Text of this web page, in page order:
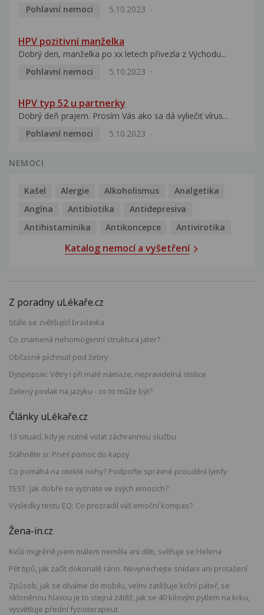
Pohlavní nemoci
5.10.2023
HPV pozitivní manželka
Dobrý den, manželka po xx letech přivezla z Východu...
Pohlavní nemoci
5.10.2023
HPV typ 52 u partnerky
Dobrý deň prajem. Prosím Vás ako sa dá vyliečiť vírus...
Pohlavní nemoci
5.10.2023
NEMOCI
Kašel Alergie Alkoholismus
Analgetika
Angína
Antibiotika
Antidepresiva
Antihistaminika
Antikoncepce Antivirotika
Katalog nemocí a vyšetření
Z poradny uLékaře.cz
Stále se zvětšující bradavka
Co znamená nehomogenní struktura jater?
Občasné píchnutí pod žebry
Dyspepsie: Větry i při malé námaze, nepravidelná stolice
Zelený povlak na jazyku - co to může být?
Články uLékaře.cz
13 situací, kdy je nutné volat záchrannou službu
Stáhněte si: První pomoc do kapsy
Co pomáhá na oteklé nohy? Podpořte správné proudění lymfy
TEST: Jak dobře se vyznáte ve svých emocích?
Výsledky testu EQ: Co prozradil váš emoční kompas?
Žena-in.cz
Kvůli migréně jsem málem neměla ani děti, svěřuje se Helena
Pět tipů, jak začít dokonalé ráno. Nevynechejte snídani ani protažení
Způsob, jak se díváme do mobilu, velmi zatěžuje krční páteř, se
skloněnou hlavou je to stejná zátěž, jak se 40 kilovým pytlem na krku,
vysvětluje přední fyzioterapeut